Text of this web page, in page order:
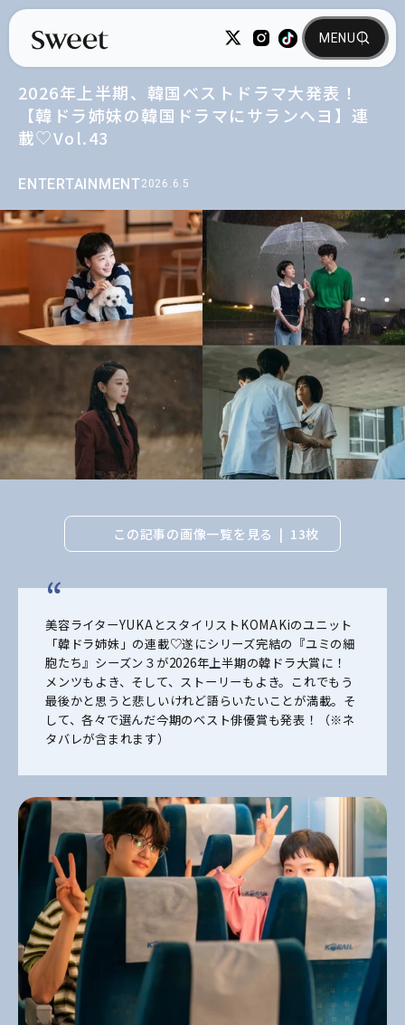
ENTERTAINMENT2026.6.5
2026年上半期、韓国ベストドラマ大発表！
【韓ドラ姉妹の韓国ドラマにサランヘヨ】連
載♡Vol.43
この記事の画像一覧を見る 13枚
美容ライターYUKAとスタイリストKOMAKiのユニット
「韓ドラ姉妹」の連載♡遂にシリーズ完結の『ユミの細
胞たち』シーズン３が2026年上半期の韓ドラ大賞に！
メンツもよき、そして、ストーリーもよき。これでもう
最後かと思うと悲しいけれど語らいたいことが満載。そ
して、各々で選んだ今期のベスト俳優賞も発表！（※ネ
タバレが含まれます）